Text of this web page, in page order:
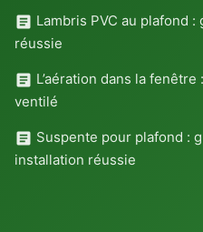
Lambris PVC au plafond
réussie
L’aération dans la
ventilé
Suspente pour plafond :
installation réussie